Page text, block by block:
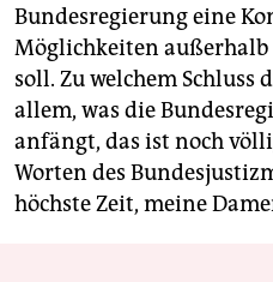
Bundesregierung eine
Möglichkeiten
soll. Zu welchem Schluss
allem, was die
anfängt, das ist noch
Worten des
höchste Zeit, meine